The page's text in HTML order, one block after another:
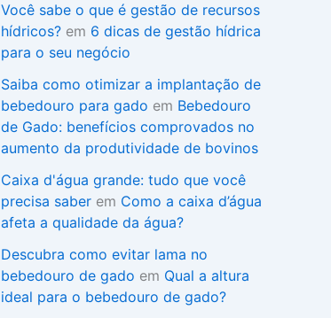
Você sabe o que é gestão de recursos
hídricos? em 6 dicas de gestão hídrica
para o seu negócio
Saiba como otimizar a implantação de
bebedouro para gado em Bebedouro
de Gado: benefícios comprovados no
aumento da produtividade de bovinos
Caixa d'água grande: tudo que você
precisa saber em Como a caixa d’água
afeta a qualidade da água?
Descubra como evitar lama no
bebedouro de gado em Qual a altura
ideal para o bebedouro de gado?